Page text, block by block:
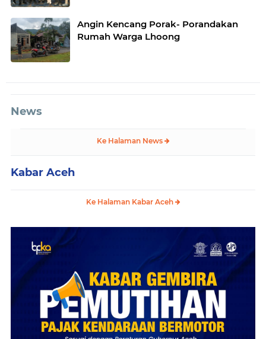
Angin Kencang Porak- Porandakan
Rumah Warga Lhoong
News
Ke Halaman News
Kabar Aceh
Ke Halaman Kabar Aceh